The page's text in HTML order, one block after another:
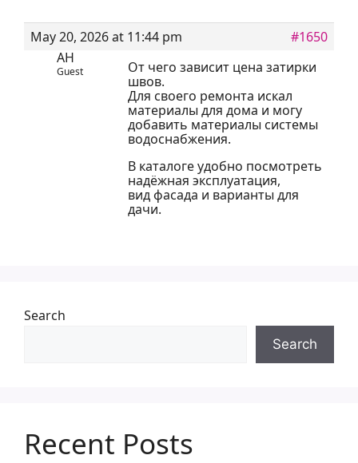
May 20, 2026 at 11:44 pm
#1650
AH
Guest
От чего зависит цена затирки
швов.
Для своего ремонта искал
материалы для дома и могу
добавить материалы системы
водоснабжения.
В каталоге удобно посмотреть
надёжная эксплуатация,
вид фасада и варианты для
дачи.
Search
Search
Recent Posts